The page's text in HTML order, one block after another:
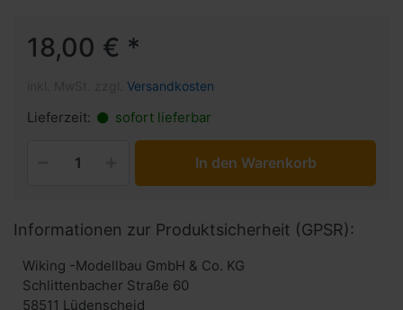
18,00 € *
Versandkosten
Lieferzeit: sofort lieferbar
In den Warenkorb
Informationen zur Produktsicherheit (GPSR):
Wiking -Modellbau GmbH & Co. KG
Schlittenbacher Straße 60
58511 Lüdenscheid